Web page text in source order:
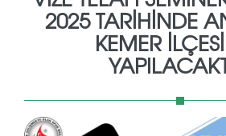
2025 TARİHİNDE
KEMER